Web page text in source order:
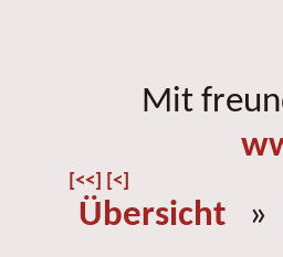
Mit
[<<] [<]
Übersicht »